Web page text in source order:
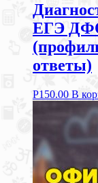
ЕГЭ ДФО
ответы)
Р150.00 В